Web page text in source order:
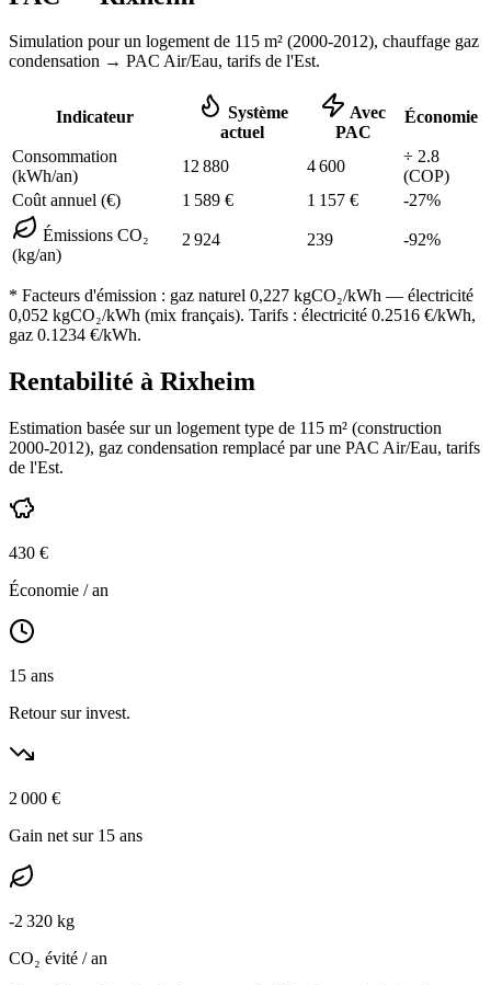
Simulation pour un logement de 115 m² (2000-2012), chauffage gaz
condensation → PAC Air/Eau, tarifs de l'Est.
Indicateur
Système
actuel
Avec
PAC
Économie
Consommation
(kWh/an)
12 880 4 600
÷ 2.8
(COP)
Coût annuel (€)
1 589 € 1 157 € -27%
Émissions CO₂
(kg/an)
2 924 239 -92%
* Facteurs d'émission : gaz naturel 0,227 kgCO₂/kWh — électricité
0,052 kgCO₂/kWh (mix français). Tarifs : électricité 0.2516 €/kWh,
gaz 0.1234 €/kWh.
Rentabilité à Rixheim
Estimation basée sur un logement type de 115 m² (construction
2000-2012), gaz condensation remplacé par une PAC Air/Eau, tarifs
de l'Est.
430 €
Économie / an
15 ans
Retour sur invest.
2 000 €
Gain net sur 15 ans
-2 320 kg
CO₂ évité / an